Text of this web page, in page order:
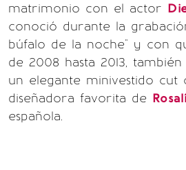
matrimonio con el actor
conoció durante la
búfalo de la noche" y con
de 2008 hasta 2013,
un elegante minivestido cut
diseñadora favorita de
española.